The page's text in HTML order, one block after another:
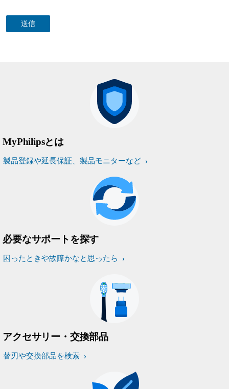
MyPhilipsとは
製品登録や延長保証、製品モニターなど
必要なサポートを探す
困ったときや故障かなと思ったら
アクセサリー・交換部品
替刃や交換部品を検索